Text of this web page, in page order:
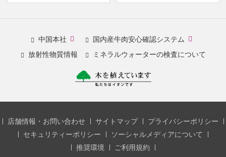
中国本社(new
window.)
国内産牛肉安心確認システム (new
放射性物質情報 ミネラルウォーターの検査について
店舗情報・お問い合わせ サイトマップ
プライバシーポリシー
セキュリティーポリシー
ソーシャルメディアについて
推奨環境
ご利用規約